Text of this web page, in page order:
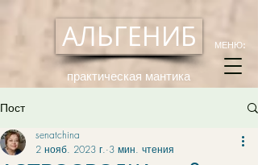
АЛЬГЕНИБ
практическая мантика
МЕНЮ:
Пост
senatchina
2 нояб. 2023 г. 3 мин. чтения